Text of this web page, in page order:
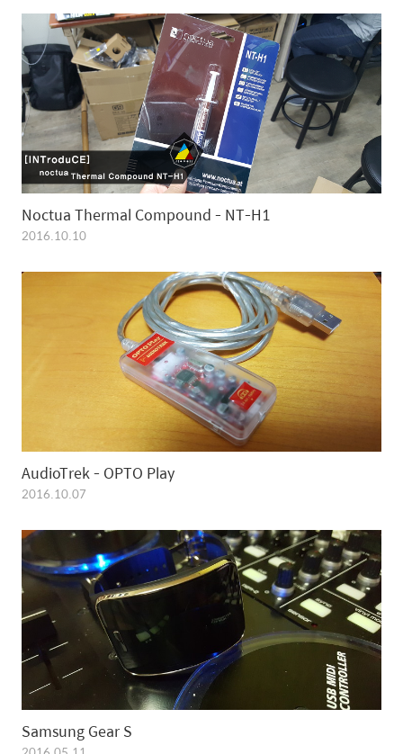
Noctua Thermal Compound - NT-H1
2016.10.10
AudioTrek - OPTO Play
2016.10.07
Samsung Gear S